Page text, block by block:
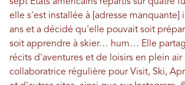
elle s'est installée à [adresse manquante]
ans et a décidé qu'elle pouvait soit
soit apprendre à skier… hum… Elle
récits d'aventures et de loisirs en plein air
collaboratrice régulière pour Visit, Ski,